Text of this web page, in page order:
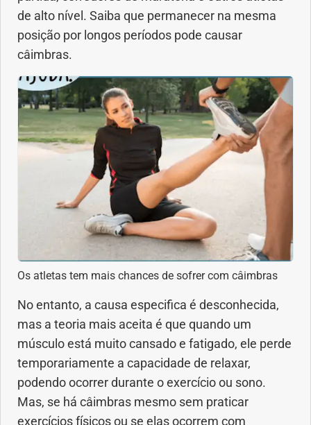
Nutrição
Ortopedia
Picada de Cobra
Problemas Cardíacos
Problemas de circulação
Problemas Hormonais
Problemas Neurológicos
Saúde da criança e adolescente
Saúde do coração
Saúde do homem
Saúde do idoso
Saúde do nariz
de alto nível. Saiba que permanecer na mesma
posição por longos períodos pode causar
câimbras.
Os atletas tem mais chances de sofrer com câimbras
No entanto, a causa especifica é desconhecida,
mas a teoria mais aceita é que quando um
músculo está muito cansado e fatigado, ele perde
temporariamente a capacidade de relaxar,
podendo ocorrer durante o exercício ou sono.
Mas, se há câimbras mesmo sem praticar
exercícios físicos ou se elas ocorrem com